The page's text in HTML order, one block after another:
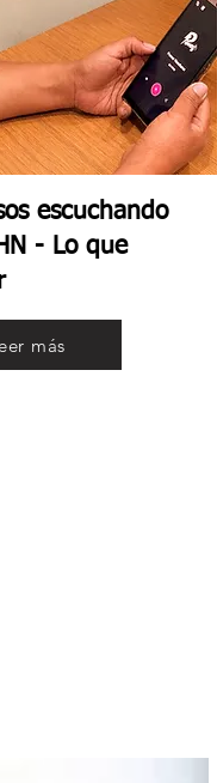
escuchando
- Lo que
más